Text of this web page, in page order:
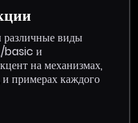
различные виды
basic и
на механизмах,
примерах каждого